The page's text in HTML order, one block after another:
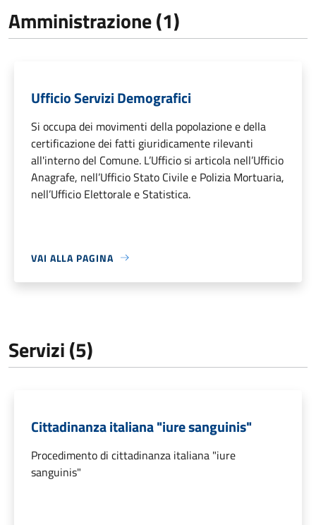
Amministrazione (1)
Ufficio Servizi Demografici
Si occupa dei movimenti della popolazione e della
certificazione dei fatti giuridicamente rilevanti
all'interno del Comune. L’Ufficio si articola nell’Ufficio
Anagrafe, nell’Ufficio Stato Civile e Polizia Mortuaria,
nell’Ufficio Elettorale e Statistica.
VAI ALLA PAGINA
Servizi (5)
Cittadinanza italiana "iure sanguinis"
Procedimento di cittadinanza italiana "iure
sanguinis"